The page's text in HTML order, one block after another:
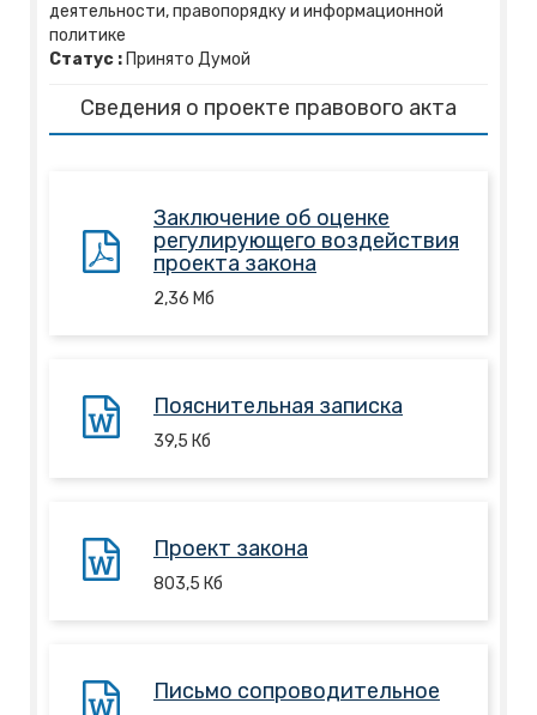
деятельности, правопорядку и информационной
политике
Статус : Принято Думой
Сведения о проекте правового акта
Заключение об оценке
регулирующего воздействия
проекта закона
2,36 Mб
Пояснительная записка
39,5 Кб
Проект закона
803,5 Кб
Письмо сопроводительное